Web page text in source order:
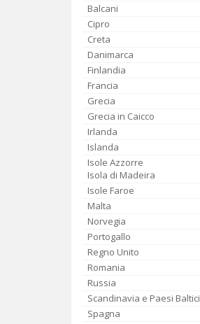
Balcani
Cipro
Creta
Danimarca
Finlandia
Francia
Grecia
Grecia in Caicco
Irlanda
Islanda
Isole Azzorre
Isola di Madeira
Isole Faroe
Malta
Norvegia
Portogallo
Regno Unito
Romania
Russia
Scandinavia e Paesi Baltici
Spagna